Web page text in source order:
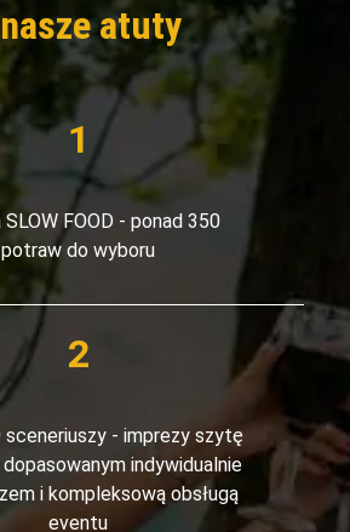
atuty
SLOW FOOD - ponad 350
potraw do wyboru
sceneriuszy - imprezy szytę
dopasowanym indywidualnie
i kompleksową obsługą
eventu